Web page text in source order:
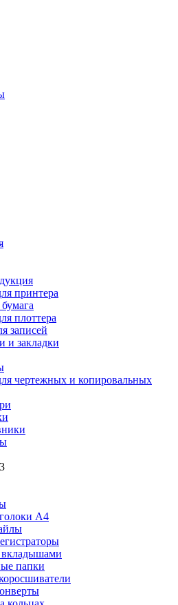
принтера
плоттера
записей
и закладки
чертежных и копировальных
А4
папки